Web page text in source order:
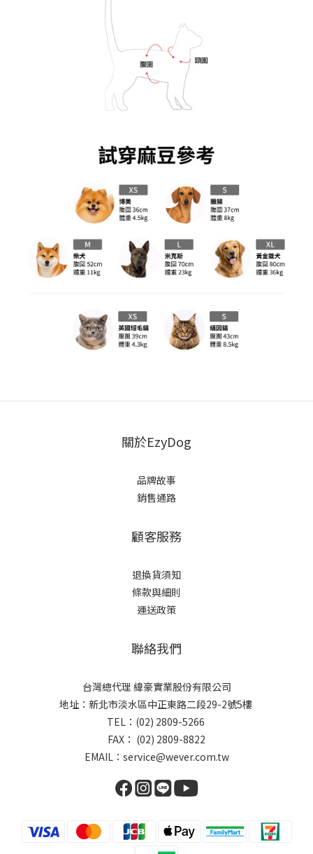
關於EzyDog
品牌故事
銷售通路
顧客服務
退換貨須知
條款與細則
運送政策
聯絡我們
台灣總代理 緯豪實業股份有限公司
地址：新北市淡水區中正東路二段29-2號5樓
TEL：(02) 2809-5266
FAX： (02) 2809-8822
EMAIL：service@wever.com.tw